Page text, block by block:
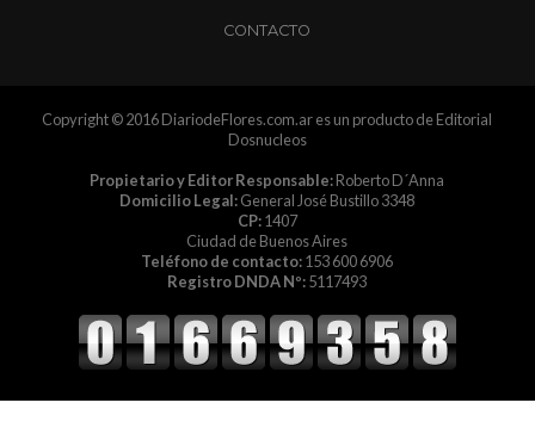
CONTACTO
Copyright © 2016 DiariodeFlores.com.ar es un producto de Editorial
Dosnucleos
Propietario y Editor Responsable:Roberto D´Anna
Domicilio Legal:General José Bustillo 3348
CP:1407
Ciudad de Buenos Aires
Teléfono de contacto:153 600 6906
Registro DNDA Nº:5117493